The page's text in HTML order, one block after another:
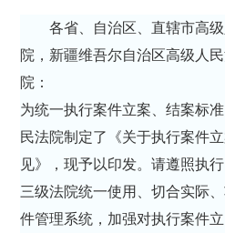
各省、自治区、直辖市高
院，新疆维吾尔自治区高级人
院：
为统一执行案件立案、结案标
民法院制定了《关于执行案件
见》，现予以印发。请遵照执
三级法院统一使用、切合实际
件管理系统，加强对执行案件